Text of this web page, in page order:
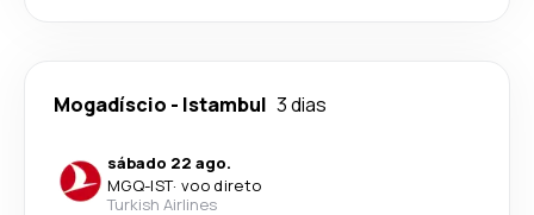
Mogadíscio - Istambul 3 dias
sábado 22 ago.
MGQ-IST· voo direto
Turkish Airlines